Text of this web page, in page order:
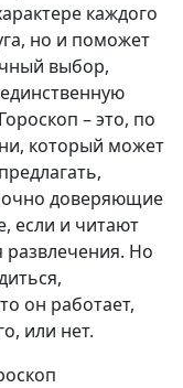
каждого
но и поможет
выбор,
– это, по
который может
доверяющие
если и читают
развлечения. Но
он работает,
или нет.